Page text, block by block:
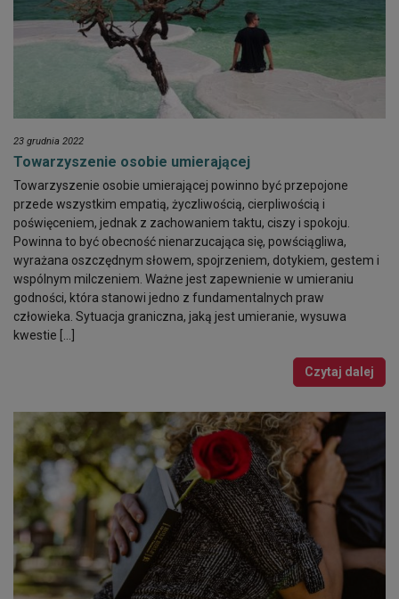
23 grudnia 2022
Towarzyszenie osobie umierającej
Towarzyszenie osobie umierającej powinno być przepojone
przede wszystkim empatią, życzliwością, cierpliwością i
poświęceniem, jednak z zachowaniem taktu, ciszy i spokoju.
Powinna to być obecność nienarzucająca się, powściągliwa,
wyrażana oszczędnym słowem, spojrzeniem, dotykiem, gestem i
wspólnym milczeniem. Ważne jest zapewnienie w umieraniu
godności, która stanowi jedno z fundamentalnych praw
człowieka. Sytuacja graniczna, jaką jest umieranie, wysuwa
kwestie […]
Czytaj dalej